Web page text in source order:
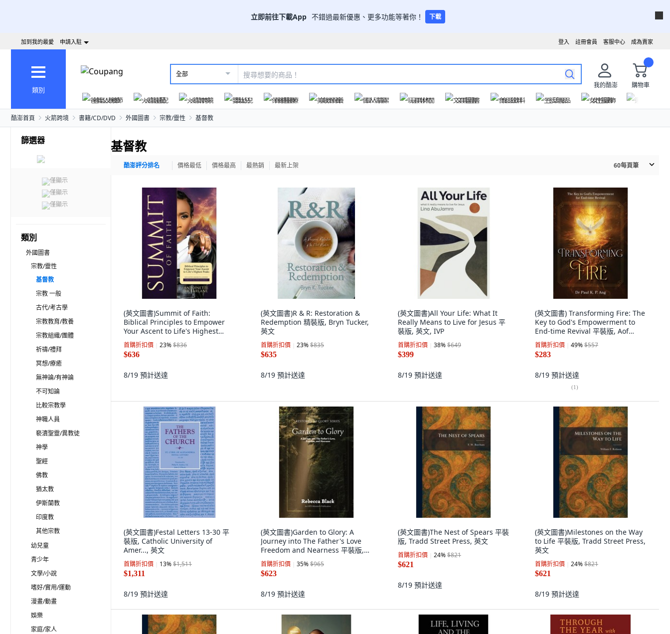
立即前往下載App 不錯過最新優惠、更多功能等著你！ 下載
成為賣家
客服中心
註冊會員
登入
加到我的最愛 申請入駐
類別
全部
我的酷澎
購物車
爸氣父親節
火箭速配 火箭跨境 嬰幼兒 保健醫療 美妝保養 個人清潔 玩具休閒 文具圖書 食品飲料 生活用品 女性服飾
酷澎首頁 火箭跨境 書籍/CD/DVD 外國圖書 宗教/靈性 基督教
篩選器
僅顯示
僅顯示
僅顯示
類別
外國圖書
宗教/靈性
基督教
宗教 一般
古代/考古學
宗教教育/教養
宗教組織/團體
祈禱/禮拜
冥想/療癒
無神論/有神論
不可知論
比較宗教學
神職人員
褻瀆聖靈/異教徒
神學
聖經
佛教
猶太教
伊斯蘭教
印度教
其他宗教
幼兒童
青少年
文學/小說
嗜好/實用/運動
漫畫/動畫
娛樂
家庭/家人
基督教
酷澎評分排名 價格最低 價格最高 最熱銷 最新上架 60每頁筆
(英文圖書)Summit of Faith:
Biblical Principles to Empower
Your Ascent to Life's Highest
Peaks 平裝版, Independently
Published, 英文
首購折扣價 23%$836
$636
8/19 預計送達
(英文圖書)R & R: Restoration &
Redemption 精裝版, Bryn Tucker,
英文
首購折扣價 23%$835
$635
8/19 預計送達
(英文圖書)All Your Life: What It
Really Means to Live for Jesus 平
裝版, 英文, IVP
首購折扣價 38%$649
$399
8/19 預計送達
(英文圖書) Transforming Fire: The
Key to God's Empowerment to
End-time Revival 平裝版, Aof
Global Ltd, 英文
首購折扣價 49%$557
$283
8/19 預計送達
(1)
(英文圖書)Festal Letters 13-30 平
裝版, Catholic University of
Amer..., 英文
首購折扣價 13%$1,511
$1,311
8/19 預計送達
(英文圖書)Garden to Glory: A
Journey into The Father's Love
Freedom and Nearness 平裝版,
Hfd Ministries, 英文, 平裝本
首購折扣價 35%$965
$623
8/19 預計送達
(英文圖書)The Nest of Spears 平裝
版, Tradd Street Press, 英文
首購折扣價 24%$821
$621
8/19 預計送達
(英文圖書)Milestones on the Way
to Life 平裝版, Tradd Street Press,
英文
首購折扣價 24%$821
$621
8/19 預計送達